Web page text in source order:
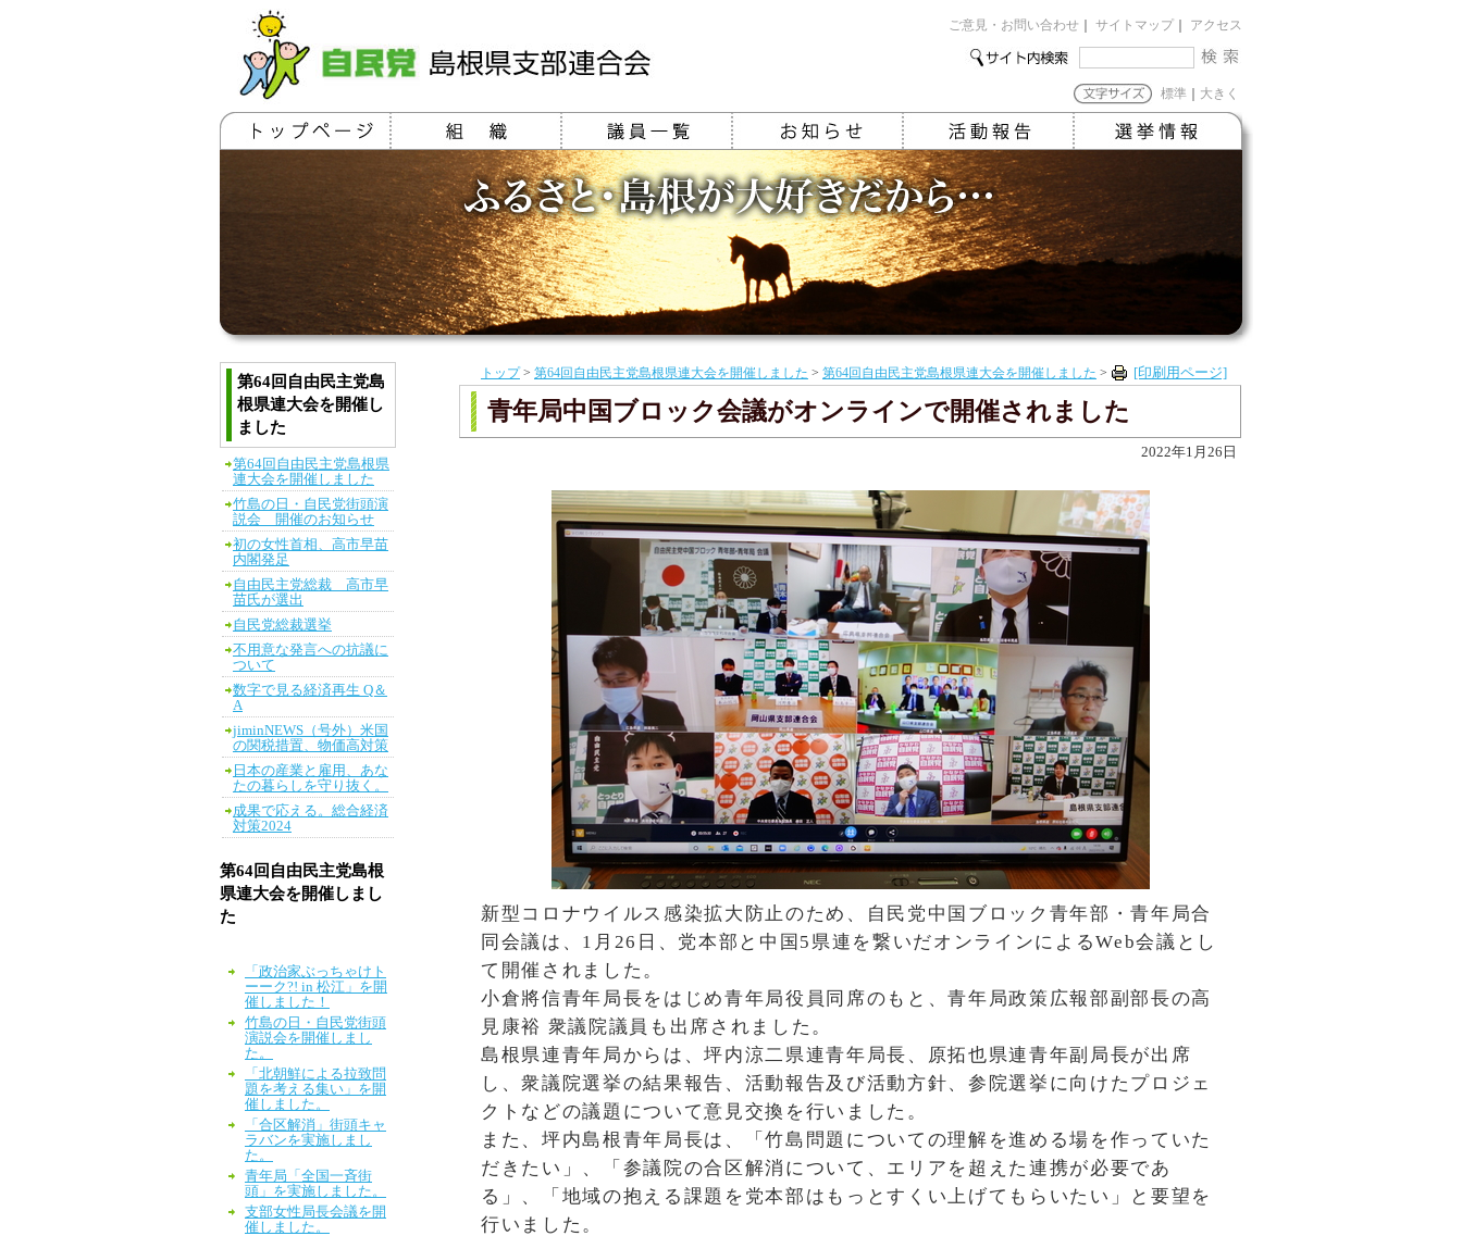
ご意見・お問い合わせ サイトマップ アクセス
標準 大きく
[印刷用ページ]
トップ> 第64回自由民主党島根県連大会を開催しました > 第64回自由民主党島根県連大会を開催しました >
青年局中国ブロック会議がオンラインで開催されました
2022年1月26日
新型コロナウイルス感染拡大防止のため、自民党中国ブロック青年部・青年局合
同会議は、1月26日、党本部と中国5県連を繋いだオンラインによるWeb会議とし
て開催されました。
小倉將信青年局長をはじめ青年局役員同席のもと、青年局政策広報部副部長の高
見康裕 衆議院議員も出席されました。
島根県連青年局からは、坪内涼二県連青年局長、原拓也県連青年副局長が出席
し、衆議院選挙の結果報告、活動報告及び活動方針、参院選挙に向けたプロジェ
クトなどの議題について意見交換を行いました。
また、坪内島根青年局長は、「竹島問題についての理解を進める場を作っていた
だきたい」、「参議院の合区解消について、エリアを超えた連携が必要であ
る」、「地域の抱える課題を党本部はもっとすくい上げてもらいたい」と要望を
行いました。
第64回自由民主党島
根県連大会を開催し
ました
第64回自由民主党島根県
連大会を開催しました
竹島の日・自民党街頭演
説会 開催のお知らせ
初の女性首相、高市早苗
内閣発足
自由民主党総裁 高市早
苗氏が選出
自民党総裁選挙
不用意な発言への抗議に
ついて
数字で見る経済再生 Q＆
A
jiminNEWS（号外）米国
の関税措置、物価高対策
日本の産業と雇用、あな
たの暮らしを守り抜く。
成果で応える。総合経済
対策2024
第64回自由民主党島根
県連大会を開催しまし
た
「政治家ぶっちゃけト
ーーク?! in 松江」を開
催しました！
竹島の日・自民党街頭
演説会を開催しまし
た。
「北朝鮮による拉致問
題を考える集い」を開
催しました。
「合区解消」街頭キャ
ラバンを実施しまし
た。
青年局「全国一斉街
頭」を実施しました。
支部女性局長会議を開
催しました。